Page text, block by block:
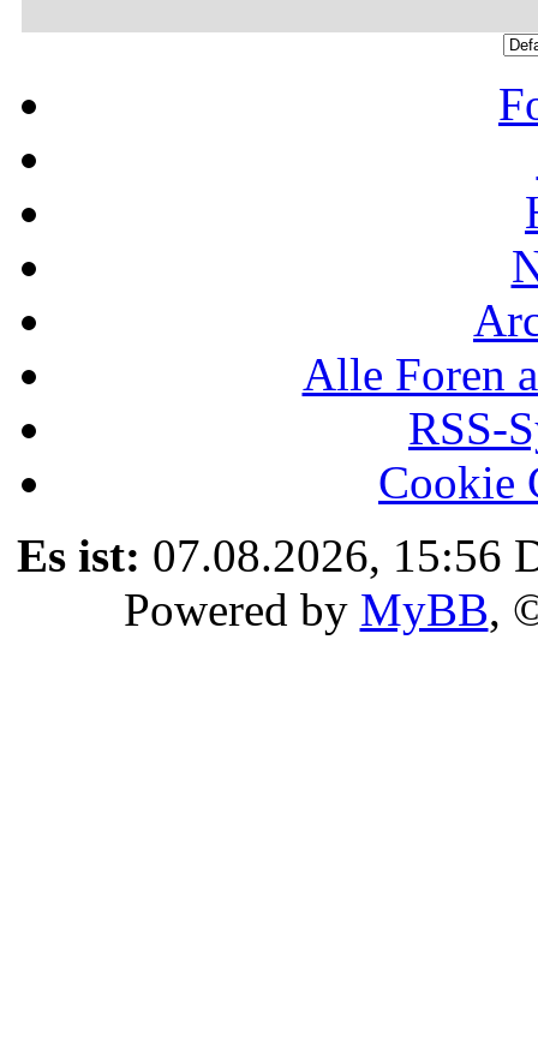
Alle Foren
RSS-
Cookie
Es ist: 07.08.2026, 15:56
Powered by MyBB,